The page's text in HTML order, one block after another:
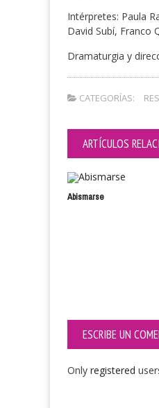
Intérpretes: Paula
David Subí, Franco
Dramaturgia y
CATEGORÍAS:
ARTÍCULOS
Abismarse
ESCRIBE UN
Only registered